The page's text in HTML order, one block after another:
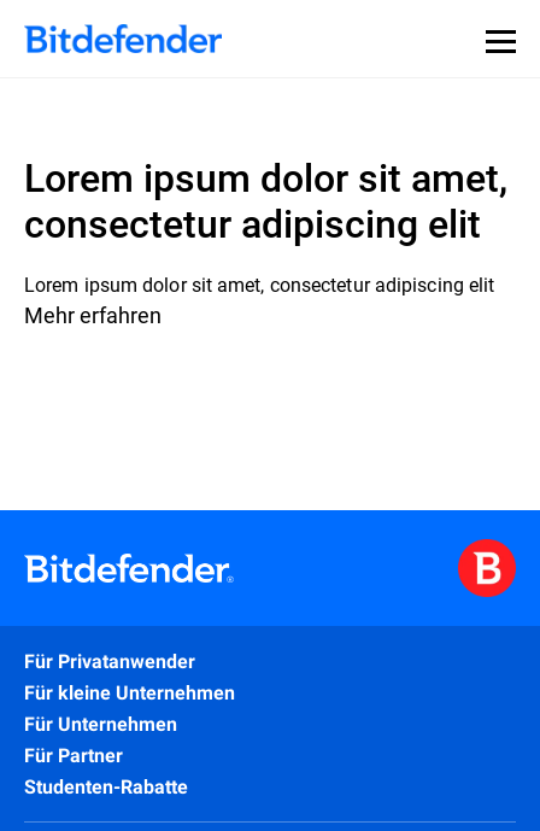
Lorem ipsum dolor sit amet,
consectetur adipiscing elit
Lorem ipsum dolor sit amet, consectetur adipiscing elit
Mehr erfahren
Für Privatanwender
Für kleine Unternehmen
Für Unternehmen
Für Partner
Studenten-Rabatte